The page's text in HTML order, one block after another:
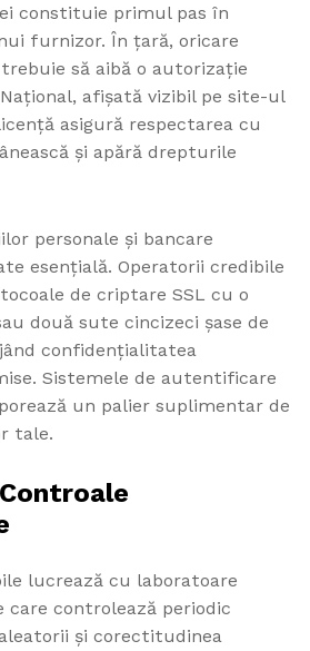
constituie primul pas în
furnizor. În țară, oricare
să aibă o autorizație
afișată vizibil pe site-ul
asigură respectarea cu
și apără drepturile
personale și bancare
esențială. Operatorii credibile
de criptare SSL cu o
două sute cincizeci șase de
confidențialitatea
Sistemele de autentificare
un palier suplimentar de
tale.
lucrează cu laboratoare
care controlează periodic
și corectitudinea